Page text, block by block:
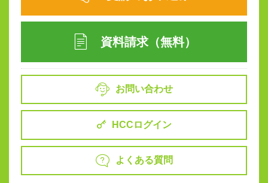
資料請求（無料）
お問い合わせ
HCCログイン
よくある質問